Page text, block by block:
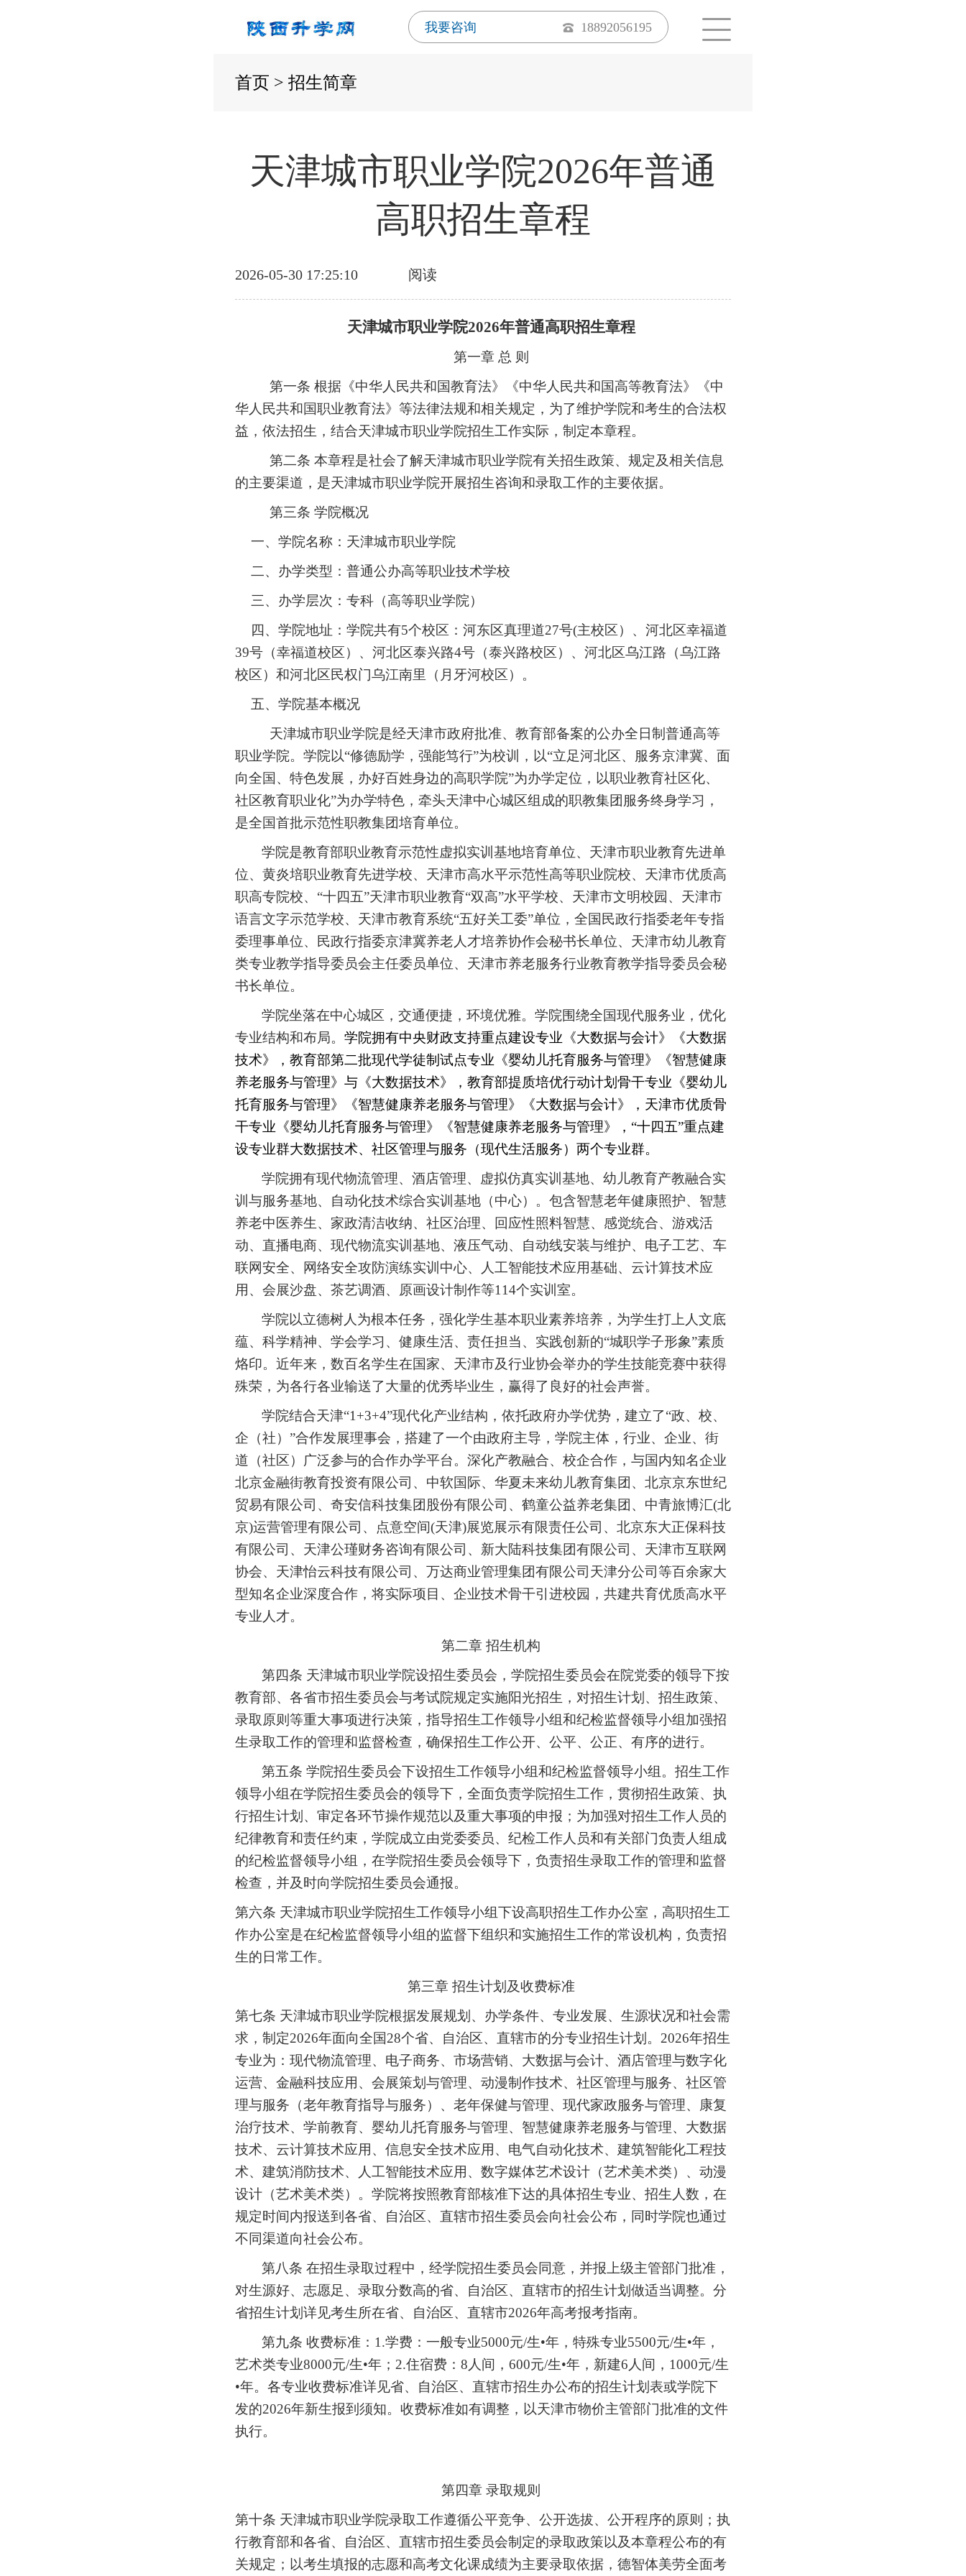
我要咨询 18892056195
首页 > 招生简章
天津城市职业学院2026年普通
高职招生章程
2026-05-30 17:25:10 阅读
天津城市职业学院2026年普通高职招生章程
第一章 总 则
第一条 根据《中华人民共和国教育法》《中华人民共和国高等教育法》《中
华人民共和国职业教育法》等法律法规和相关规定，为了维护学院和考生的合法权
益，依法招生，结合天津城市职业学院招生工作实际，制定本章程。
第二条 本章程是社会了解天津城市职业学院有关招生政策、规定及相关信息
的主要渠道，是天津城市职业学院开展招生咨询和录取工作的主要依据。
第三条 学院概况
一、学院名称：天津城市职业学院
二、办学类型：普通公办高等职业技术学校
三、办学层次：专科（高等职业学院）
四、学院地址：学院共有5个校区：河东区真理道27号(主校区）、河北区幸福道
39号（幸福道校区）、河北区泰兴路4号（泰兴路校区）、河北区乌江路（乌江路
校区）和河北区民权门乌江南里（月牙河校区）。
五、学院基本概况
天津城市职业学院是经天津市政府批准、教育部备案的公办全日制普通高等
职业学院。学院以“修德励学，强能笃行”为校训，以“立足河北区、服务京津冀、面
向全国、特色发展，办好百姓身边的高职学院”为办学定位，以职业教育社区化、
社区教育职业化”为办学特色，牵头天津中心城区组成的职教集团服务终身学习，
是全国首批示范性职教集团培育单位。
学院是教育部职业教育示范性虚拟实训基地培育单位、天津市职业教育先进单
位、黄炎培职业教育先进学校、天津市高水平示范性高等职业院校、天津市优质高
职高专院校、 “十四五”天津市职业教育“双高”水平学校、天津市文明校园、天津市
语言文字示范学校、天津市教育系统“五好关工委”单位，全国民政行指委老年专指
委理事单位、民政行指委京津冀养老人才培养协作会秘书长单位、天津市幼儿教育
类专业教学指导委员会主任委员单位、天津市养老服务行业教育教学指导委员会秘
书长单位。
学院坐落在中心城区，交通便捷，环境优雅。学院围绕全国现代服务业，优化
专业结构和布局。 学院拥有中央财政支持重点建设专业《大数据与会计》《大数据
技术》，教育部第二批现代学徒制试点专业《婴幼儿托育服务与管理》《智慧健康
养老服务与管理》与《大数据技术》，教育部提质培优行动计划骨干专业《婴幼儿
托育服务与管理》《智慧健康养老服务与管理》《大数据与会计》，天津市优质骨
干专业《婴幼儿托育服务与管理》《智慧健康养老服务与管理》， “十四五”重点建
设专业群大数据技术、社区管理与服务（现代生活服务）两个专业群。
学院拥有现代物流管理、酒店管理、虚拟仿真实训基地、幼儿教育产教融合实
训与服务基地、自动化技术综合实训基地（中心）。包含智慧老年健康照护、智慧
养老中医养生、家政清洁收纳、社区治理、回应性照料智慧、感觉统合、游戏活
动、直播电商、现代物流实训基地、液压气动、自动线安装与维护、电子工艺、车
联网安全、网络安全攻防演练实训中心、人工智能技术应用基础、云计算技术应
用、会展沙盘、茶艺调酒、原画设计制作等114个实训室。
学院以立德树人为根本任务，强化学生基本职业素养培养，为学生打上人文底
蕴、科学精神、学会学习、健康生活、责任担当、实践创新的“城职学子形象”素质
烙印。近年来，数百名学生在国家、天津市及行业协会举办的学生技能竞赛中获得
殊荣，为各行各业输送了大量的优秀毕业生，赢得了良好的社会声誉。
学院结合天津“1+3+4”现代化产业结构，依托政府办学优势，建立了“政、校、
企（社）”合作发展理事会，搭建了一个由政府主导，学院主体，行业、企业、街
道（社区）广泛参与的合作办学平台。深化产教融合、校企合作，与国内知名企业
北京金融街教育投资有限公司、中软国际、华夏未来幼儿教育集团、 北京京东世纪
贸易有限公司 、奇安信科技集团股份有限公司、鹤童公益养老集团、中青旅博汇(北
京)运营管理有限公司、点意空间(天津)展览展示有限责任公司、北京东大正保科技
有限公司、天津公瑾财务咨询有限公司、新大陆科技集团有限公司、天津市互联网
协会、天津怡云科技有限公司、万达商业管理集团有限公司天津分公司等百余家大
型知名企业深度合作，将实际项目、企业技术骨干引进校园，共建共育优质高水平
专业人才。
第二章 招生机构
第四条 天津城市职业学院设招生委员会，学院招生委员会在院党委的领导下按
教育部、各省市招生委员会与考试院规定实施阳光招生，对招生计划、招生政策、
录取原则等重大事项进行决策，指导招生工作领导小组和纪检监督领导小组加强招
生录取工作的管理和监督检查，确保招生工作公开、公平、公正、有序的进行。
第五条 学院招生委员会下设招生工作领导小组和纪检监督领导小组。招生工作
领导小组在学院招生委员会的领导下，全面负责学院招生工作，贯彻招生政策、执
行招生计划、审定各环节操作规范以及重大事项的申报；为加强对招生工作人员的
纪律教育和责任约束，学院成立由党委委员、纪检工作人员和有关部门负责人组成
的纪检监督领导小组，在学院招生委员会领导下，负责招生录取工作的管理和监督
检查，并及时向学院招生委员会通报。
第六条 天津城市职业学院招生工作领导小组下设高职招生工作办公室，高职招生工
作办公室是在纪检监督领导小组的监督下组织和实施招生工作的常设机构，负责招
生的日常工作。
第三章 招生计划及收费标准
第七条 天津城市职业学院根据发展规划、办学条件、专业发展、生源状况和社会需
求，制定2026年面向全国28个省、自治区、直辖市的分专业招生计划。 2026年招生
专业为：现代物流管理、电子商务、市场营销、大数据与会计、酒店管理与数字化
运营、金融科技应用、会展策划与管理、动漫制作技术、社区管理与服务、社区管
理与服务（老年教育指导与服务）、老年保健与管理、现代家政服务与管理、 康复
治疗技术、 学前教育、婴幼儿托育服务与管理、智慧健康养老服务与管理、大数据
技术、云计算技术应用、信息安全技术应用、电气自动化技术、建筑智能化工程技
术、建筑消防技术、人工智能技术应用、数字媒体艺术设计 （艺术美术类） 、动漫
设计 （艺术美术类） 。学院将按照教育部核准下达的具体招生专业、招生人数，在
规定时间内报送到各省、自治区、直辖市招生委员会向社会公布，同时学院也通过
不同渠道向社会公布。
第八条 在招生录取过程中，经学院招生委员会同意，并报上级主管部门批准，
对生源好、志愿足、录取分数高的省、自治区、直辖市的招生计划做适当调整。分
省招生计划详见考生所在省、自治区、直辖市2026年高考报考指南。
第九条 收费标准： 1.学费： 一般专业5000元/生•年，特殊专业5500元/生•年，
艺术类专业8000元/生•年 ； 2.住宿费 ： 8人间 ， 600元/生•年 ，新建6 人 间，1000元/生
•年。各专业收费标准详见省、自治区、直辖市招生办公布的招生计划表或学院下
发的2026年新生报到须知。收费标准如有调整，以天津市物价主管部门批准的文件
执行。
第四章 录取规则
第十条 天津城市职业学院录取工作遵循公平竞争、公开选拔、公开程序的原则；执
行教育部和各省、自治区、直辖市招生委员会制定的录取政策以及本章程公布的有
关规定；以考生填报的志愿和高考文化课成绩为主要录取依据，德智体美劳全面考